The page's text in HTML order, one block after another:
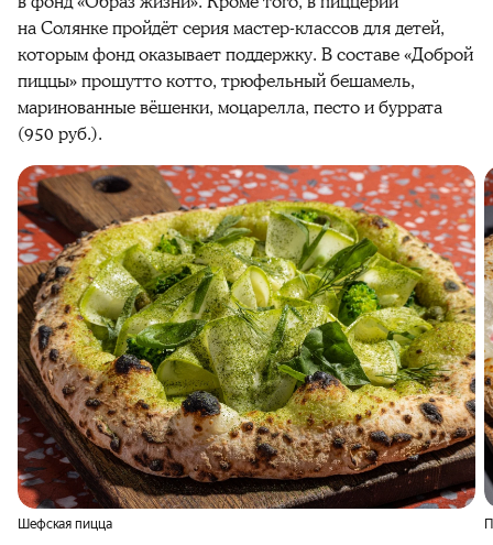
на Солянке пройдёт серия мастер-классов для детей,
которым фонд оказывает поддержку. В составе «Доброй
пиццы» прошутто котто, трюфельный бешамель,
маринованные вёшенки, моцарелла, песто и буррата
(950 руб.).
Шефская пицца